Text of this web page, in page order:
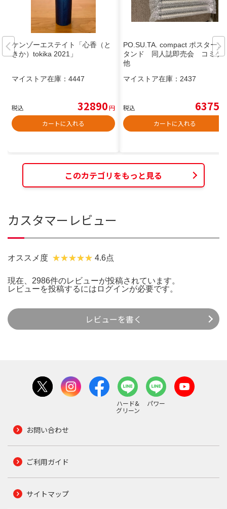
ケンゾーエステイト「心香（と
きか）tokika 2021」
マイストア在庫： 4447
税込 32890円
カートに入れる
PO.SU.TA. compact ポスタース
タンド 同人誌即売会 コミケ
他
マイストア在庫： 2437
税込 6375
カートに入れる
このカテゴリをもっと見る
カスタマーレビュー
オススメ度 4.6点
現在、2986件のレビューが投稿されています。
レビューを投稿するには ログインが必要です。
レビューを書く
ハード&
グリーン
パワー
お問い合わせ
ご利用ガイド
サイトマップ